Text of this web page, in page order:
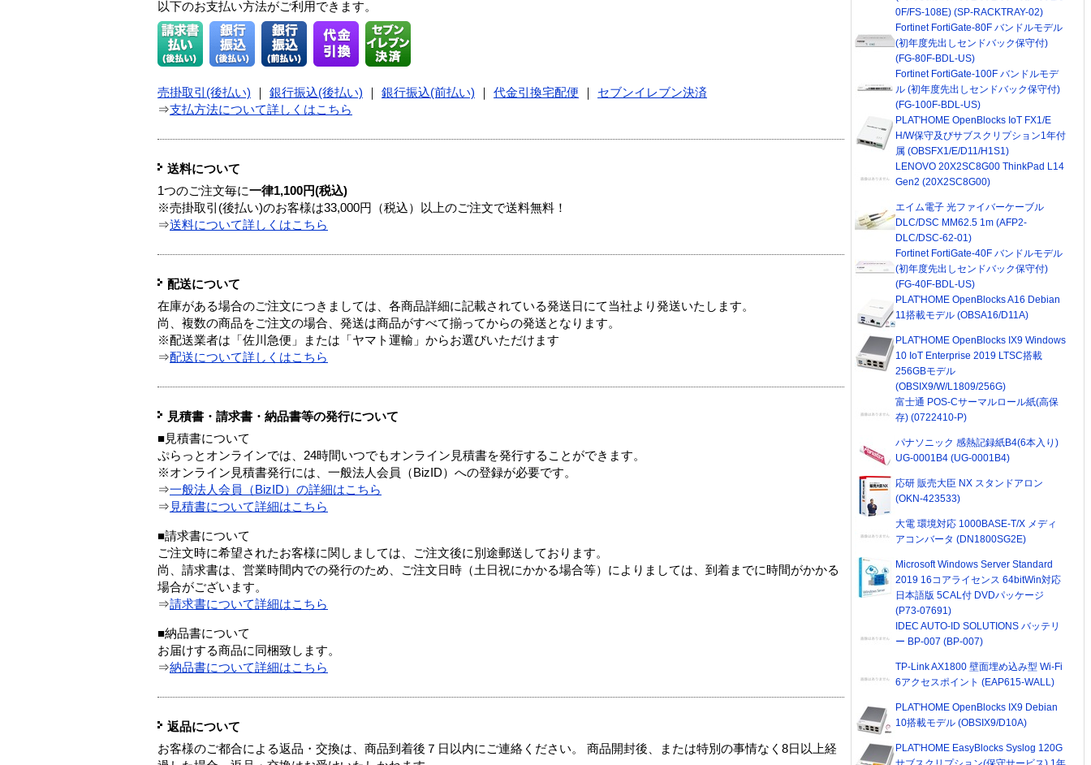
以下のお支払い方法がご利用できます。
売掛取引(後払い) 銀行振込(後払い) 銀行振込(前払い) 代金引換宅配便
セブンイレブン決済
⇒支払方法について詳しくはこちら
送料について
1つのご注文毎に一律1,100円(税込)
※売掛取引(後払い)のお客様は33,000円（税込）以上のご注文で送料無料！
⇒送料について詳しくはこちら
配送について
在庫がある場合のご注文につきましては、各商品詳細に記載されている発送日にて当社より発送いたします。
尚、複数の商品をご注文の場合、発送は商品がすべて揃ってからの発送となります。
※配送業者は「佐川急便」または「ヤマト運輸」からお選びいただけます
⇒配送について詳しくはこちら
見積書・請求書・納品書等の発行について
■見積書について
ぷらっとオンラインでは、24時間いつでもオンライン見積書を発行することができます。
※オンライン見積書発行には、一般法人会員（BizID）への登録が必要です。
⇒一般法人会員（BizID）の詳細はこちら
⇒ 見積書について詳細はこちら
■請求書について
ご注文時に希望されたお客様に関しましては、ご注文後に別途郵送しております。
尚、請求書は、営業時間内での発行のため、ご注文日時（土日祝にかかる場合等）によりましては、到着までに時間がかかる
場合がございます。
⇒請求書について詳細はこちら
■納品書について
お届けする商品に同梱致します。
⇒納品書について詳細はこちら
返品について
お客様のご都合による返品・交換は、商品到着後７日以内にご連絡ください。 商品開封後、または特別の事情なく8日以上経
0F/FS-108E) (SP-RACKTRAY-02)
Fortinet FortiGate-80F バンドルモデル
(初年度先出しセンドバック保守付)
(FG-80F-BDL-US)
Fortinet FortiGate-100F バンドルモデ
ル (初年度先出しセンドバック保守付)
(FG-100F-BDL-US)
PLAT'HOME OpenBlocks IoT FX1/E
H/W保守及びサブスクリプション1年付
属 (OBSFX1/E/D11/H1S1)
LENOVO 20X2SC8G00 ThinkPad L14
Gen2 (20X2SC8G00)
エイム電子 光ファイバーケーブル
DLC/DSC MM62.5 1m (AFP2-
DLC/DSC-62-01)
Fortinet FortiGate-40F バンドルモデル
(初年度先出しセンドバック保守付)
(FG-40F-BDL-US)
PLAT'HOME OpenBlocks A16 Debian
11搭載モデル (OBSA16/D11A)
PLAT'HOME OpenBlocks IX9 Windows
10 IoT Enterprise 2019 LTSC搭載
256GBモデル
(OBSIX9/W/L1809/256G)
富士通 POS-Cサーマルロール紙(高保
存) (0722410-P)
パナソニック 感熱記録紙B4(6本入り)
UG-0001B4 (UG-0001B4)
応研 販売大臣 NX スタンドアロン
(OKN-423533)
大電 環境対応 1000BASE-T/X メディ
アコンバータ (DN1800SG2E)
Microsoft Windows Server Standard
2019 16コアライセンス 64bitWin対応
日本語版 5CAL付 DVDパッケージ
(P73-07691)
IDEC AUTO-ID SOLUTIONS バッテリ
ー BP-007 (BP-007)
TP-Link AX1800 壁面埋め込み型 Wi-Fi
6アクセスポイント (EAP615-WALL)
PLAT'HOME OpenBlocks IX9 Debian
10搭載モデル (OBSIX9/D10A)
PLAT'HOME EasyBlocks Syslog 120G